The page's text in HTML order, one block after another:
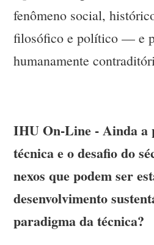
fenômeno social,
filosófico e político — e
humanamente
IHU On-Line - Ainda
técnica e o desafio do
nexos que podem ser
desenvolvimento
paradigma da técnica?